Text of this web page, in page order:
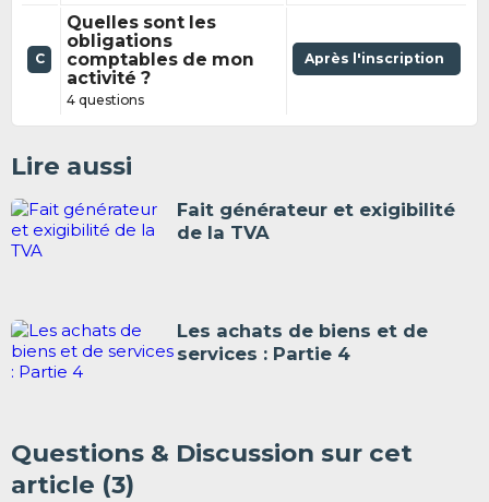
C
Quelles sont les
obligations
comptables de mon
activité ?
4 questions
Après l'inscription
Lire aussi
Fait générateur et exigibilité
de la TVA
Les achats de biens et de
services : Partie 4
Questions & Discussion sur cet
article (3)